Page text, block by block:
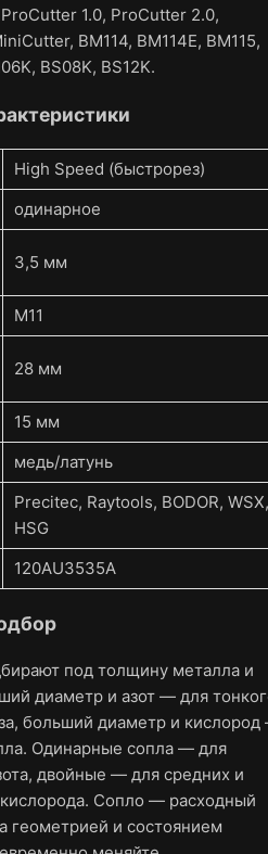
ProCutter 1.0, ProCutter 2.0,
BM114, BM114E, BM115,
BS08K, BS12K.
High Speed (быстрорез)
одинарное
3,5 мм
M11
28 мм
15 мм
медь/латунь
Precitec, Raytools, BODOR, WSX,
HSG
120AU3535A
под толщину металла и
диаметр и азот — для
больший диаметр и
Одинарные сопла — для
двойные — для средних и
Сопло — расходный
геометрией и состоянием